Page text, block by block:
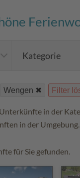
Kategorie
Wengen Filter
in der
in der Umgebung.
für Sie gefunden.